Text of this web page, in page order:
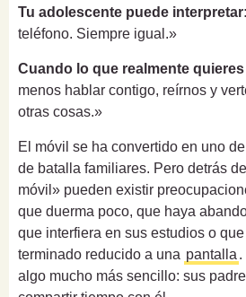
Tu adolescente puede interpretar:
teléfono. Siempre igual.»
Cuando lo que realmente
menos hablar contigo, reírnos y
otras cosas.»
El móvil se ha convertido en uno
de batalla familiares. Pero detrás
móvil» pueden existir
que duerma poco, que haya
que interfiera en sus estudios o
terminado reducido a una pantalla .
algo mucho más sencillo: sus